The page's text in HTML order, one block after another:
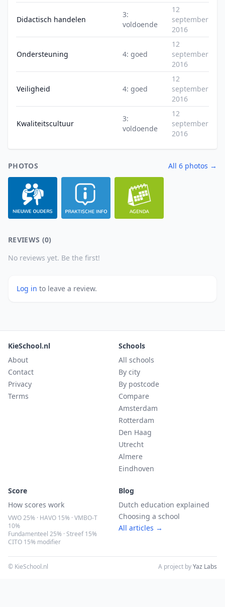
Didactisch handelen
3:
voldoende
12
september
2016
Ondersteuning 4: goed
12
september
2016
Veiligheid 4: goed
12
september
2016
Kwaliteitscultuur
3:
voldoende
12
september
2016
PHOTOS All 6 photos →
REVIEWS (0)
No reviews yet. Be the first!
Log in to leave a review.
KieSchool.nl
About
Contact
Privacy
Terms
Schools
All schools
By city
By postcode
Compare
Amsterdam
Rotterdam
Den Haag
Utrecht
Almere
Eindhoven
Score
How scores work
VWO 25% · HAVO 15% · VMBO-T
10%
Fundamenteel 25% · Streef 15%
CITO 15% modifier
Blog
Dutch education explained
Choosing a school
All articles →
© KieSchool.nl A project byYaz Labs